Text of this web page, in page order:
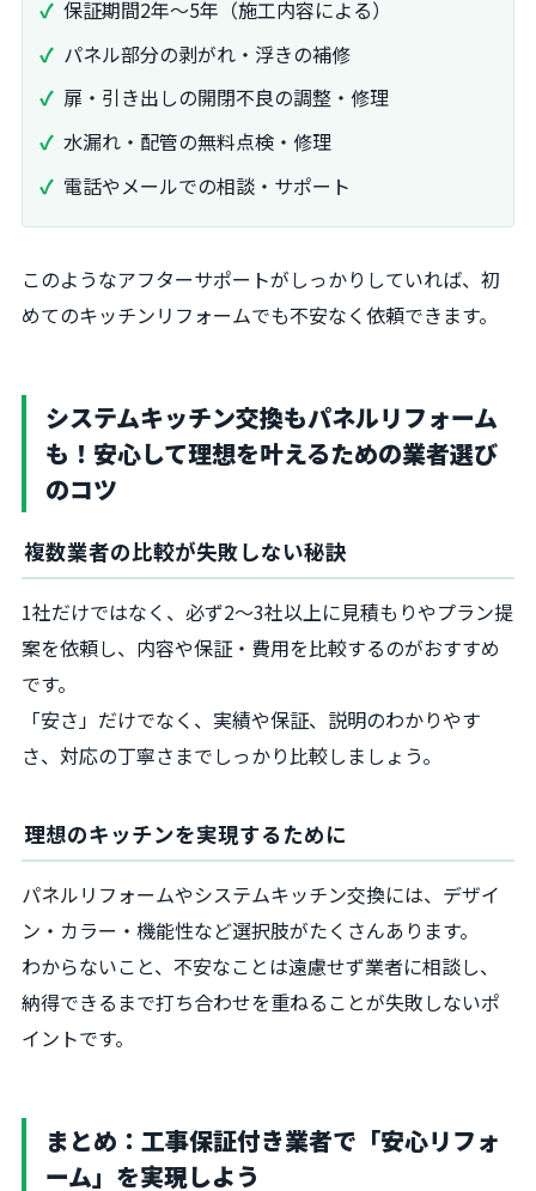
保証期間2年～5年（施工内容による）
パネル部分の剥がれ・浮きの補修
扉・引き出しの開閉不良の調整・修理
水漏れ・配管の無料点検・修理
電話やメールでの相談・サポート
このようなアフターサポートがしっかりしていれば、初
めてのキッチンリフォームでも不安なく依頼できます。
システムキッチン交換もパネルリフォーム
も！安心して理想を叶えるための業者選び
のコツ
複数業者の比較が失敗しない秘訣
1社だけではなく、必ず2～3社以上に見積もりやプラン提
案を依頼し、内容や保証・費用を比較するのがおすすめ
です。
「安さ」だけでなく、実績や保証、説明のわかりやす
さ、対応の丁寧さまでしっかり比較しましょう。
理想のキッチンを実現するために
パネルリフォームやシステムキッチン交換には、デザイ
ン・カラー・機能性など選択肢がたくさんあります。
わからないこと、不安なことは遠慮せず業者に相談し、
納得できるまで打ち合わせを重ねることが失敗しないポ
イントです。
まとめ：工事保証付き業者で「安心リフォ
ーム」を実現しよう